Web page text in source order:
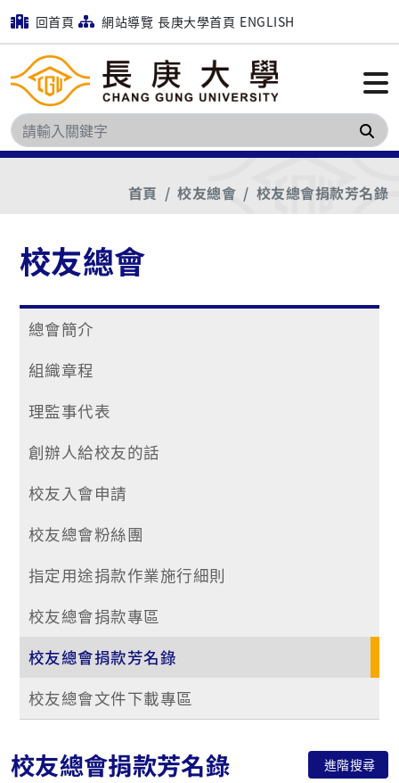
回首頁 網站導覽 長庚大學首頁 ENGLISH
搜
首頁 校友總會 校友總會捐款芳名錄
校友總會
總會簡介
組織章程
理監事代表
創辦人給校友的話
校友入會申請
校友總會粉絲團
指定用途捐款作業施行細則
校友總會捐款專區
校友總會捐款芳名錄
校友總會文件下載專區
校友總會捐款芳名錄 進階搜尋